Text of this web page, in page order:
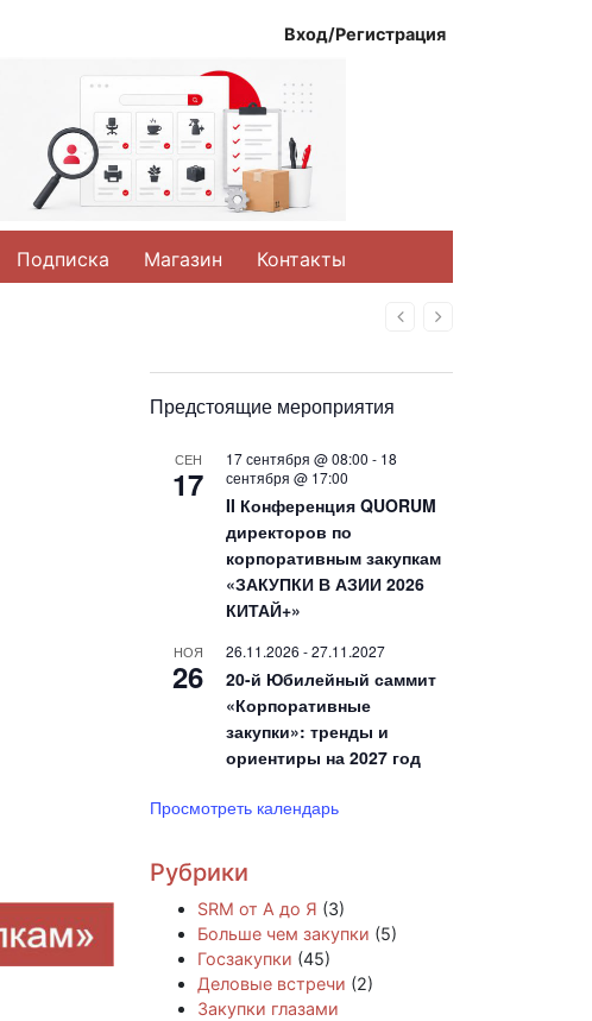
Вход/Регистрация
Подписка Магазин Контакты
НазадВперед
Предстоящие мероприятия
СЕН
17
17 сентября @ 08:00 - 18
сентября @ 17:00
II Конференция QUORUM
директоров по
корпоративным закупкам
«ЗАКУПКИ В АЗИИ 2026
КИТАЙ+»
НОЯ
26
26.11.2026 -27.11.2027
20-й Юбилейный саммит
«Корпоративные
закупки»: тренды и
ориентиры на 2027 год
Просмотреть календарь
Рубрики
SRM от А до Я (3)
Больше чем закупки (5)
Госзакупки (45)
Деловые встречи (2)
Закупки глазами